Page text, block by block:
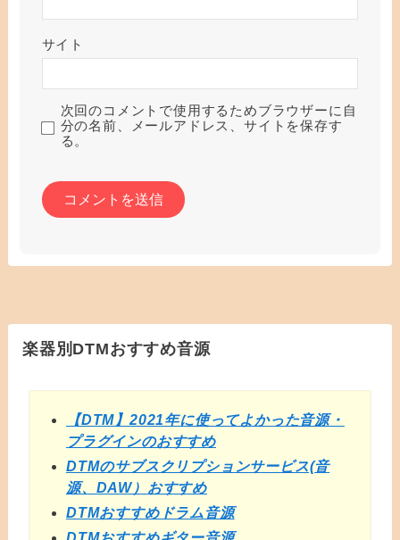
サイト
次回のコメントで使用するためブラウザーに自
分の名前、メールアドレス、サイトを保存す
る。
楽器別DTMおすすめ音源
【DTM】2021年に使ってよかった音源・
プラグインのおすすめ
DTMのサブスクリプションサービス(音
源、DAW）おすすめ
DTMおすすめドラム音源